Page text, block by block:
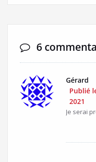
6
Gérard
Publié
2021
Je serai